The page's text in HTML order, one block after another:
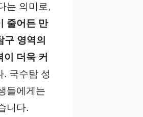
는 의미로,
줄어든 만
구 영역의
이 더욱 커
. 국수탐 성
들에게는
니다.